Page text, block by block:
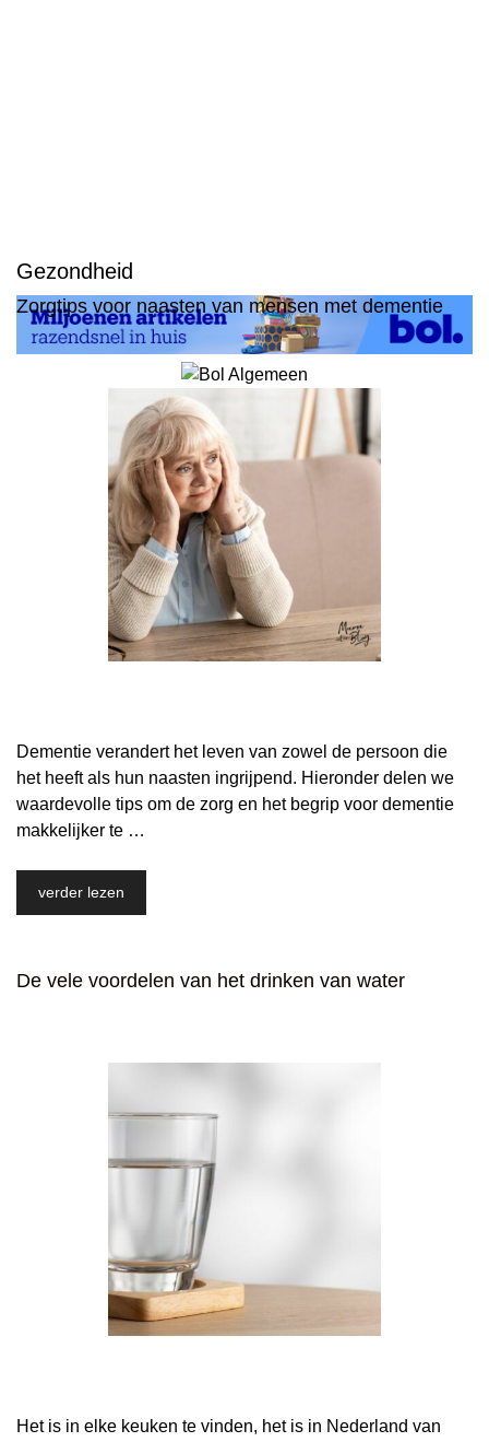
Gezondheid
Zorgtips voor naasten van mensen met dementie
Dementie verandert het leven van zowel de persoon die
het heeft als hun naasten ingrijpend. Hieronder delen we
waardevolle tips om de zorg en het begrip voor dementie
makkelijker te …
verder lezen
De vele voordelen van het drinken van water
Het is in elke keuken te vinden, het is in Nederland van